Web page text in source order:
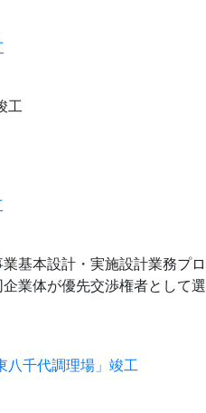
工
基本設計・実施設計業務プロ
業体が優先交渉権者として選
八千代調理場」竣工